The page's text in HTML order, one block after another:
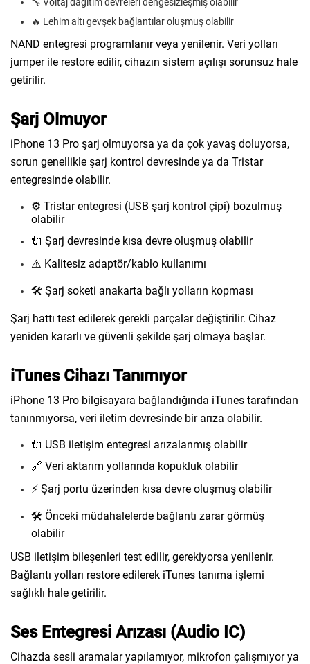
🔥 Lehim altı gevşek bağlantılar oluşmuş olabilir
NAND entegresi programlanır veya yenilenir. Veri yolları
jumper ile restore edilir, cihazın sistem açılışı sorunsuz hale
getirilir.
Şarj Olmuyor
iPhone 13 Pro şarj olmuyorsa ya da çok yavaş doluyorsa,
sorun genellikle şarj kontrol devresinde ya da Tristar
entegresinde olabilir.
⚙️ Tristar entegresi (USB şarj kontrol çipi) bozulmuş
olabilir
🔌 Şarj devresinde kısa devre oluşmuş olabilir
⚠️ Kalitesiz adaptör/kablo kullanımı
🛠️ Şarj soketi anakarta bağlı yolların kopması
Şarj hattı test edilerek gerekli parçalar değiştirilir. Cihaz
yeniden kararlı ve güvenli şekilde şarj olmaya başlar.
iTunes Cihazı Tanımıyor
iPhone 13 Pro bilgisayara bağlandığında iTunes tarafından
tanınmıyorsa, veri iletim devresinde bir arıza olabilir.
🔌 USB iletişim entegresi arızalanmış olabilir
🔗 Veri aktarım yollarında kopukluk olabilir
⚡ Şarj portu üzerinden kısa devre oluşmuş olabilir
🛠️ Önceki müdahalelerde bağlantı zarar görmüş
olabilir
USB iletişim bileşenleri test edilir, gerekiyorsa yenilenir.
Bağlantı yolları restore edilerek iTunes tanıma işlemi
sağlıklı hale getirilir.
Ses Entegresi Arızası (Audio IC)
Cihazda sesli aramalar yapılamıyor, mikrofon çalışmıyor ya